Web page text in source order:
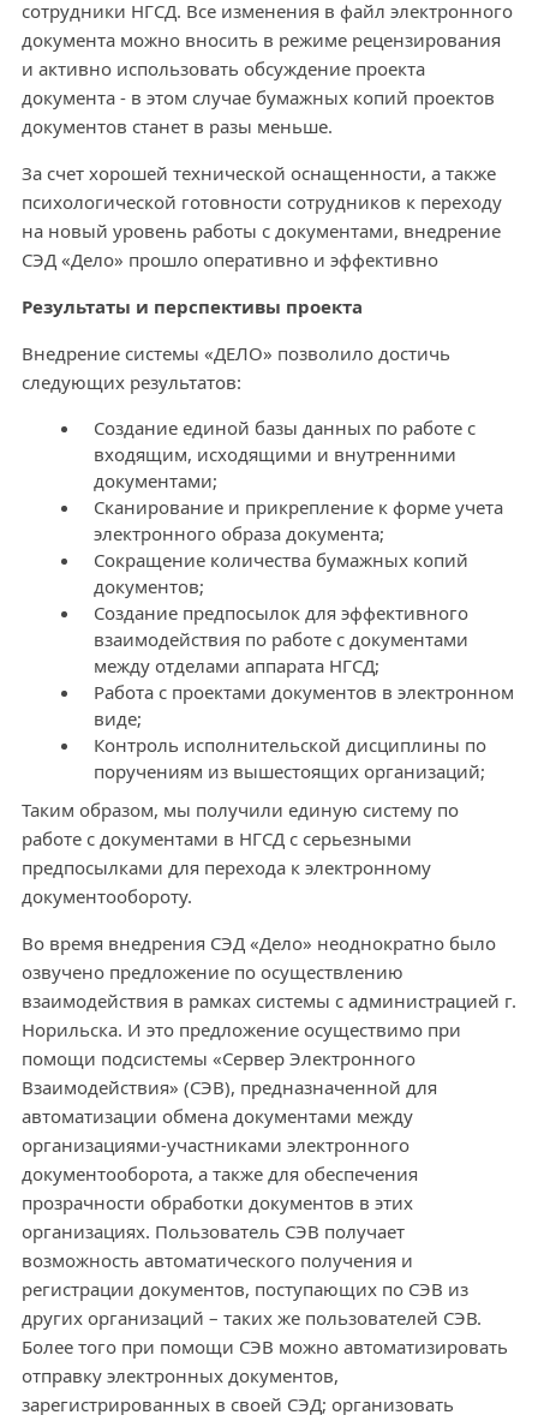
сотрудники НГСД. Все изменения в файл электронного
документа можно вносить в режиме рецензирования
и активно использовать обсуждение проекта
документа - в этом случае бумажных копий проектов
документов станет в разы меньше.
За счет хорошей технической оснащенности, а также
психологической готовности сотрудников к переходу
на новый уровень работы с документами, внедрение
СЭД «Дело» прошло оперативно и эффективно
Результаты и перспективы проекта
Внедрение системы «ДЕЛО» позволило достичь
следующих результатов:
Создание единой базы данных по работе с
входящим, исходящими и внутренними
документами;
Сканирование и прикрепление к форме учета
электронного образа документа;
Сокращение количества бумажных копий
документов;
Создание предпосылок для эффективного
взаимодействия по работе с документами
между отделами аппарата НГСД;
Работа с проектами документов в электронном
виде;
Контроль исполнительской дисциплины по
поручениям из вышестоящих организаций;
Таким образом, мы получили единую систему по
работе с документами в НГСД с серьезными
предпосылками для перехода к электронному
документообороту.
Во время внедрения СЭД «Дело» неоднократно было
озвучено предложение по осуществлению
взаимодействия в рамках системы с администрацией г.
Норильска. И это предложение осуществимо при
помощи подсистемы «Сервер Электронного
Взаимодействия» (СЭВ), предназначенной для
автоматизации обмена документами между
организациями-участниками электронного
документооборота, а также для обеспечения
прозрачности обработки документов в этих
организациях. Пользователь СЭВ получает
возможность автоматического получения и
регистрации документов, поступающих по СЭВ из
других организаций – таких же пользователей СЭВ.
Более того при помощи СЭВ можно автоматизировать
отправку электронных документов,
зарегистрированных в своей СЭД; организовать